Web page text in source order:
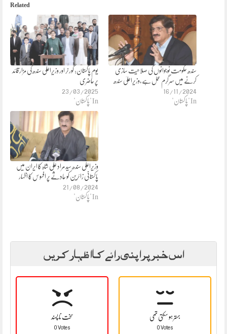
Related
یوم پاکستان: گورنر اور وزیراعلی سندھ کی مزار قائد
پر حاضری
23/03/2025
In "پاکستان"
سندھ حکومت نوجوانوں کی صلاحیت سازی
کرنے میں سرگرم عمل ہے،وزیراعلیٰ سندھ
16/11/2024
In "پاکستان"
وزیراعلی سندھ سید مراد علی شاہ کا ایران میں
پاکستانی زائرین کو حادثے پر افسوس کا اظہار
21/08/2024
In "پاکستان"
اس خبر پر اپنی رائے کا اظہار کریں
سخت نا پسند
0 Votes
بہتر ہو سکتی تھی
0 Votes